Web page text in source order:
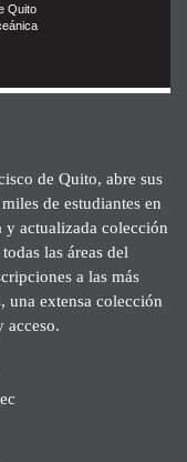
Quito
de Quito, abre sus
de estudiantes en
y actualizada colección
las áreas del
a las más
una extensa colección
acceso.